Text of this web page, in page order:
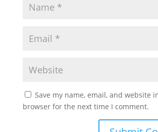
Save my name, email, and website
browser for the next time I comment.